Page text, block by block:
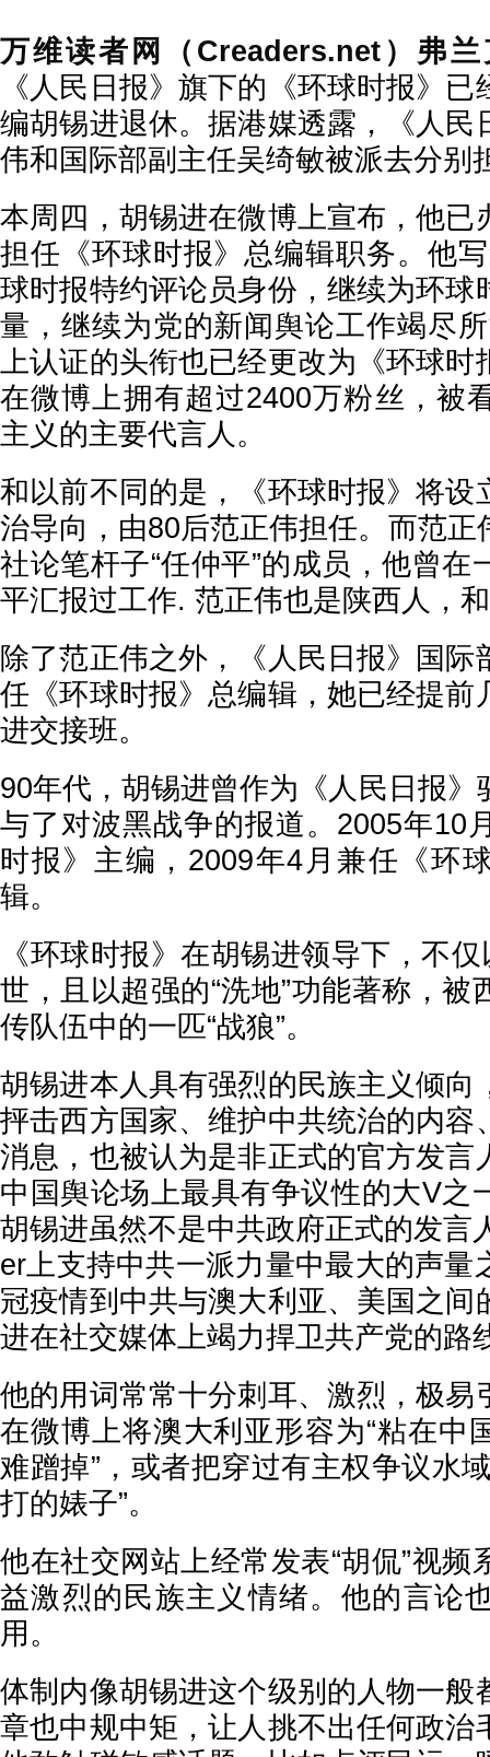
万维读者网（Creaders.net）弗
《人民日报》旗下的《环球时报》
编胡锡进退休。据港媒透露，《人民
伟和国际部副主任吴绮敏被派去分别
本周四，胡锡进在微博上宣布，他已
担任《环球时报》总编辑职务。他
球时报特约评论员身份，继续为环球
量，继续为党的新闻舆论工作竭尽
上认证的头衔也已经更改为《环球时
在微博上拥有超过2400万粉丝，被
主义的主要代言人。
和以前不同的是，《环球时报》将设
治导向，由80后范正伟担任。而范正
社论笔杆子“任仲平”的成员，他曾在
平汇报过工作. 范正伟也是陕西人，
除了范正伟之外，《人民日报》国际
任《环球时报》总编辑，她已经提前
进交接班。
90年代，胡锡进曾作为《人民日报》
与了对波黑战争的报道。2005年10
时报》主编，2009年4月兼任《环
辑。
《环球时报》在胡锡进领导下，不
世，且以超强的“洗地”功能著称，被
传队伍中的一匹“战狼”。
胡锡进本人具有强烈的民族主义倾向
抨击西方国家、维护中共统治的内容
消息，也被认为是非正式的官方发言
中国舆论场上最具有争议性的大V之
胡锡进虽然不是中共政府正式的发言
er上支持中共一派力量中最大的声量
冠疫情到中共与澳大利亚、美国之间
进在社交媒体上竭力捍卫共产党的路
他的用词常常十分刺耳、激烈，极易
在微博上将澳大利亚形容为“粘在中
难蹭掉”，或者把穿过有主权争议水
打的婊子”。
他在社交网站上经常发表“胡侃”视频
益激烈的民族主义情绪。他的言论
用。
体制内像胡锡进这个级别的人物一般
章也中规中矩，让人挑不出任何政治